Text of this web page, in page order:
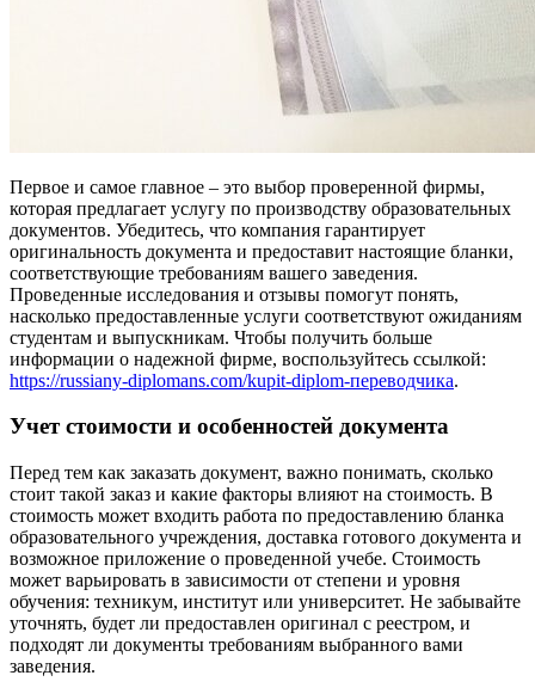
Первое и самое главное – это выбор проверенной фирмы,
которая предлагает услугу по производству образовательных
документов. Убедитесь, что компания гарантирует
оригинальность документа и предоставит настоящие бланки,
соответствующие требованиям вашего заведения.
Проведенные исследования и отзывы помогут понять,
насколько предоставленные услуги соответствуют ожиданиям
студентам и выпускникам. Чтобы получить больше
информации о надежной фирме, воспользуйтесь ссылкой:
https://russiany-diplomans.com/kupit-diplom-переводчика.
Учет стоимости и особенностей документа
Перед тем как заказать документ, важно понимать, сколько
стоит такой заказ и какие факторы влияют на стоимость. В
стоимость может входить работа по предоставлению бланка
образовательного учреждения, доставка готового документа и
возможное приложение о проведенной учебе. Стоимость
может варьировать в зависимости от степени и уровня
обучения: техникум, институт или университет. Не забывайте
уточнять, будет ли предоставлен оригинал с реестром, и
подходят ли документы требованиям выбранного вами
заведения.